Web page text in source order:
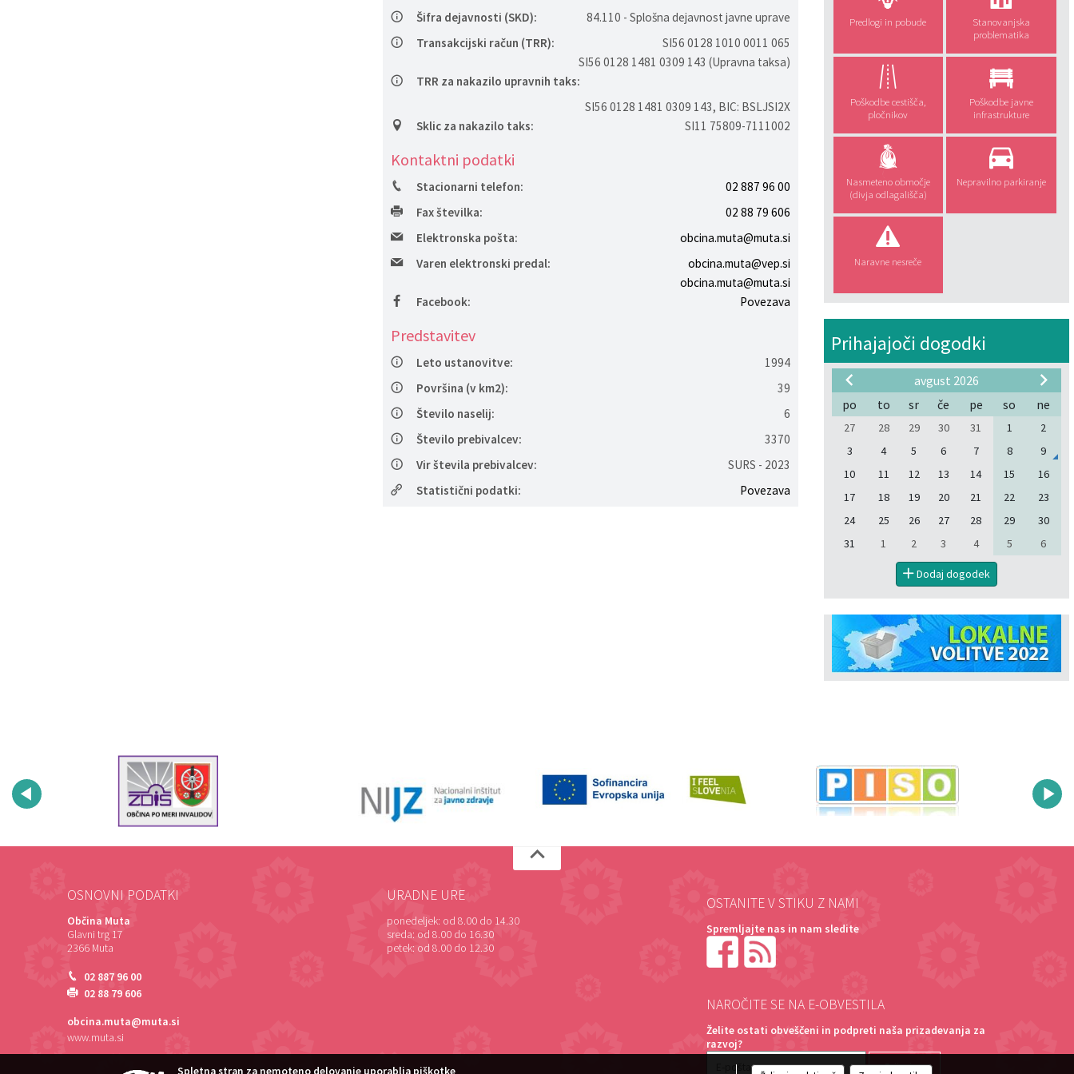
Šifra dejavnosti (SKD):
84.110 - Splošna dejavnost javne uprave
Transakcijski račun (TRR):
SI56 0128 1010 0011 065
SI56 0128 1481 0309 143 (Upravna taksa)
TRR za nakazilo upravnih taks:
SI56 0128 1481 0309 143, BIC: BSLJSI2X
Sklic za nakazilo taks:
SI11 75809-7111002
Kontaktni podatki
Stacionarni telefon:
02 887 96 00
Fax številka:
02 88 79 606
Elektronska pošta:
obcina.muta@muta.si
Varen elektronski predal:
obcina.muta@vep.si
obcina.muta@muta.si
Facebook:
Povezava
Predstavitev
Leto ustanovitve:
1994
Površina (v km2):
39
Število naselij:
6
Število prebivalcev:
3370
Vir števila prebivalcev:
SURS - 2023
Statistični podatki:
Povezava
Predlogi in pobude
Stanovanjska
problematika
Poškodbe cestišča,
pločnikov
Poškodbe javne
infrastrukture
Nasmeteno območje
(divja odlagališča)
Nepravilno parkiranje
Naravne nesreče
Prihajajoči dogodki
avgust 2026
po
to sr če pe so ne
27 28 29 30 31 1
2
3
4 5 6 7 8
9
10
11 12 13 14 15
16
17
18 19 20 21 22
23
24
25 26 27 28 29
30
31
1 2 3 4 5 6
Dodaj dogodek
OSNOVNI PODATKI
Občina Muta
Glavni trg 17
2366 Muta
02 887 96 00
02 88 79 606
obcina.muta@muta.si
www.muta.si
URADNE URE
ponedeljek: od 8.00 do 14.30
sreda: od 8.00 do 16.30
petek: od 8.00 do 12.30
OSTANITE V STIKU Z NAMI
Spremljajte nas in nam sledite
NAROČITE SE NA E-OBVESTILA
Želite ostati obveščeni in podpreti naša prizadevanja za
razvoj?
Spletna stran za nemoteno delovanje uporablja piškotke